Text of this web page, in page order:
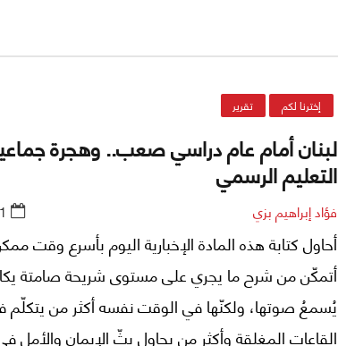
إخترنا لكم تقرير
لبنان أمام عام دراسي صعب.. وهجرة
التعليم الرسمي
فؤاد إبراهيم بزي
أحاول كتابة هذه المادة الإخبارية اليوم بأسرع وقت
أتمكّن من شرح ما يجري على مستوى شريحة صامتة
يُسمعُ صوتها، ولكنّها في الوقت نفسه أكثر من يتكلّم
القاعات المغلقة وأكثر من يحاول بثّ الإيمان والأمل